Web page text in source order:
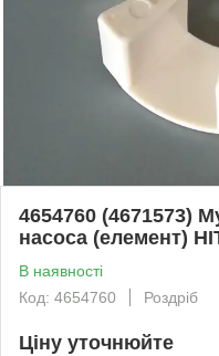
4654760 (4671573)
насоса (елемент)
В наявності
Код: 4654760
Роздріб
Ціну уточнюйте